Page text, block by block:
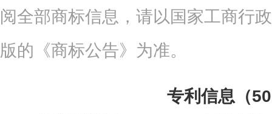
阅全部商标信息，请以国家工商行
版的《商标公告》为准。
专利信息（